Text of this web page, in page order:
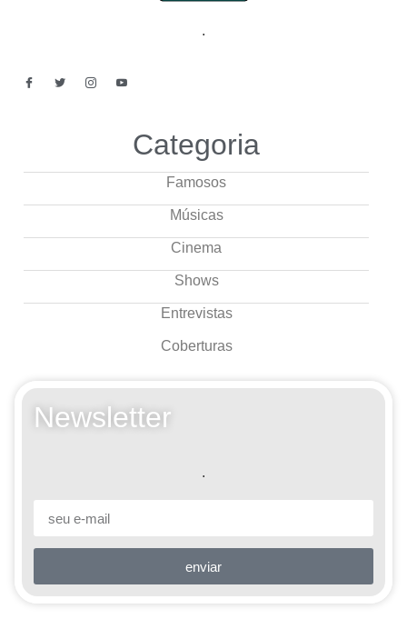
.
Categoria
Famosos
Músicas
Cinema
Shows
Entrevistas
Coberturas
Newsletter
.
enviar